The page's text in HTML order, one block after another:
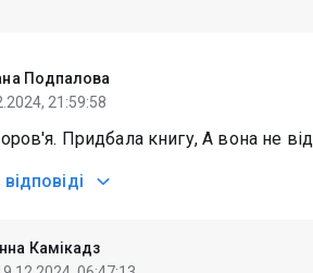
Подпалова
21:59:58
Придбала книгу, А вона не
відповіді
Інна Камікадз